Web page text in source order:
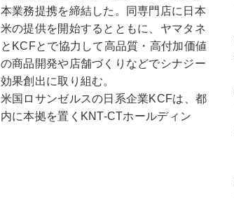
本業務提携を締結した。同専門店に日本
米の提供を開始するとともに、ヤマタネ
とKCFとで協力して高品質・高付加価値
の商品開発や店舗づくりなどでシナジー
効果創出に取り組む。
米国ロサンゼルスの日系企業KCFは、都
内に本拠を置くKNT-CTホールディン